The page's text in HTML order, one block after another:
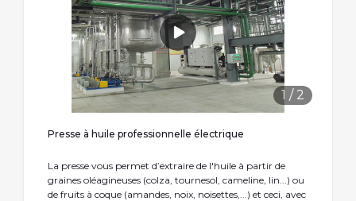
1 / 2
Presse à huile professionnelle électrique
La presse vous permet d’extraire de l'huile à partir de
graines oléagineuses (colza, tournesol, cameline, lin...) ou
de fruits à coque (amandes, noix, noisettes,...) et ceci, avec